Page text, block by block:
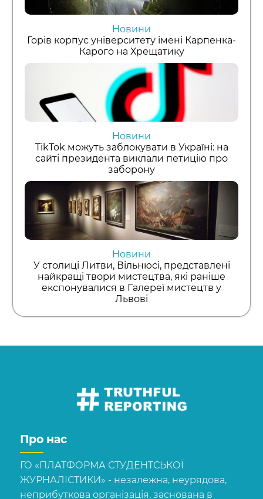
Новини
Горів корпус університету імені Карпенка-
Карого на Хрещатику
Новини
TikTok можуть заблокувати в Україні: на
сайті президента виклали петицію про
заборону
Новини
У столиці Литви, Вільнюсі, представлені
найкращі твори мистецтва, які раніше
експонувалися в Галереї мистецтв у
Львові
Про нас
ГО «ПЛАТФОРМА СТУДЕНТСЬКОЇ
ЖУРНАЛІСТИКИ» - незалежна, неурядова,
неприбуткова організація, заснована в